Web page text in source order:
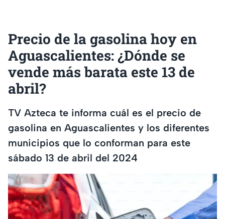
Precio de la gasolina hoy en
Aguascalientes: ¿Dónde se
vende más barata este 13 de
abril?
TV Azteca te informa cuál es el precio de
gasolina en Aguascalientes y los diferentes
municipios que lo conforman para este
sábado 13 de abril del 2024